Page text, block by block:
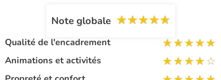
Note globale
Qualité de l'encadrement
Animations et activités